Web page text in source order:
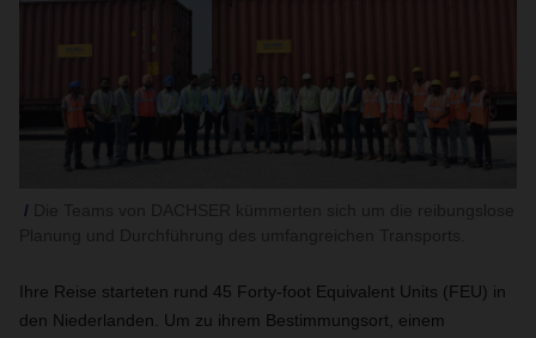
Ihre Reise starteten rund 45 Forty-foot Equivalent Units (FEU) in
den Niederlanden. Um zu ihrem Bestimmungsort, einem